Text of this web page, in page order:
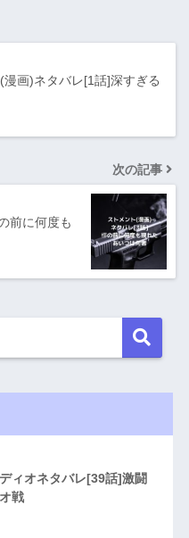
画)ネタバレ[1話]深すぎる
次の記事
前に何度も
ィオネタバレ[39話]激闘
戦